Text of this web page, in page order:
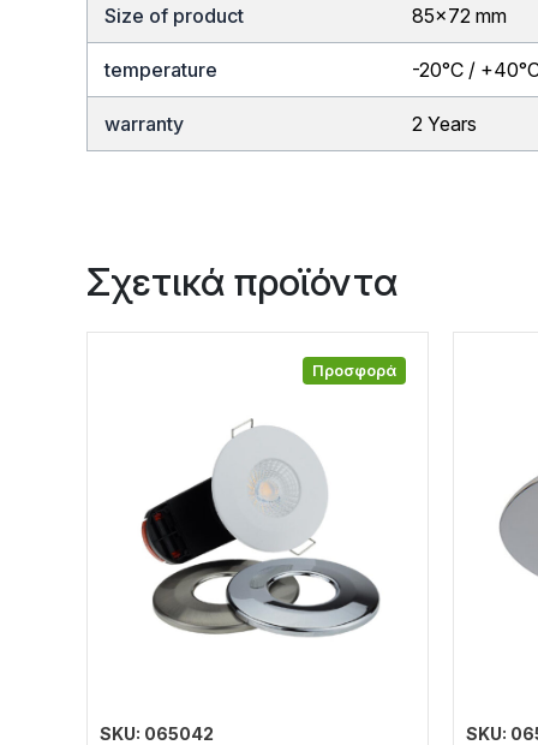
Size of product 85×72 mm
temperature -20°C /
warranty 2 Years
Σχετικά προϊόντα
Προσφορά
SKU: 065042 SKU: